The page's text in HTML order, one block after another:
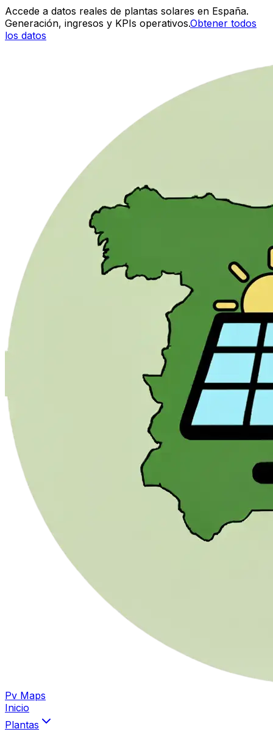
Accede a datos reales de plantas solares en España.
Generación, ingresos y KPIs operativos.Obtener todos
los datos
Pv Maps
Inicio
Plantas